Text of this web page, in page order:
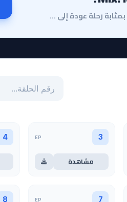
مقدمة وقصة الأنميتعد مراجعة أنمي Mix: Meisei Story بمثابة رحلة عودة إلى ذكريات كلاسيكية أعيد صياغتها...
بحث عن حلقة بالرقم
3
EP
مشاهدة
4
7
EP
8